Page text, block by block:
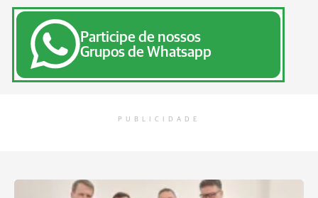
Participe de nossos
Grupos de Whatsapp
PUBLICIDADE